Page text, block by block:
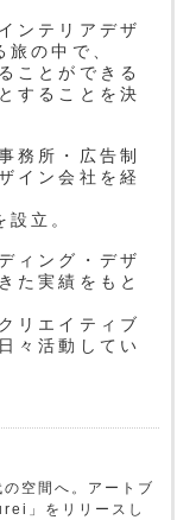
ンテリアデザ
の中で、
ことができる
することを決
務所・広告制
イン会社を経
立。
ィング・デザ
た実績をもと
リエイティブ
々活動してい
空間へ。アートブ
」をリリースし